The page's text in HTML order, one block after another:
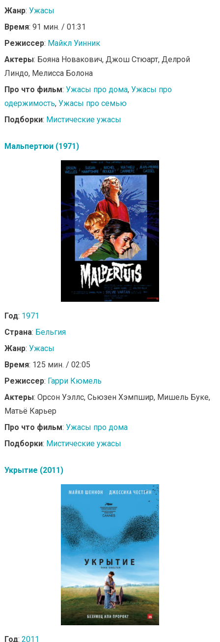
Жанр: Ужасы
Время: 91 мин. / 01:31
Режиссер: Майкл Уинник
Актеры: Бояна Новакович, Джош Стюарт, Делрой
Линдо, Мелисса Болона
Про что фильм: Ужасы про дома, Ужасы про
одержимость, Ужасы про семью
Подборки: Мистические ужасы
Мальпертюи (1971)
Год: 1971
Страна: Бельгия
Жанр: Ужасы
Время: 125 мин. / 02:05
Режиссер: Гарри Кюмель
Актеры: Орсон Уэллс, Сьюзен Хэмпшир, Мишель Буке,
Матьё Карьер
Про что фильм: Ужасы про дома
Подборки: Мистические ужасы
Укрытие (2011)
Год: 2011